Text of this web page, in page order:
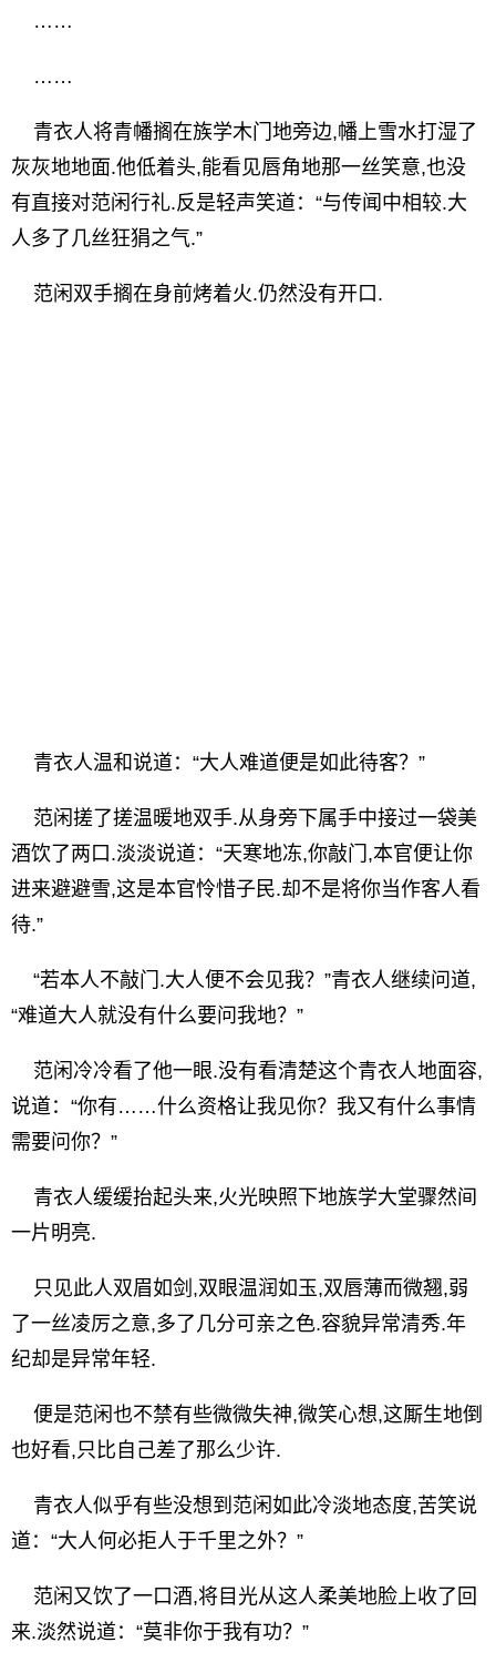
……
……
青衣人将青幡搁在族学木门地旁边,幡上雪水打湿了
灰灰地地面.他低着头,能看见唇角地那一丝笑意,也没
有直接对范闲行礼.反是轻声笑道：“与传闻中相较.大
人多了几丝狂狷之气.”
范闲双手搁在身前烤着火.仍然没有开口.
青衣人温和说道：“大人难道便是如此待客？”
范闲搓了搓温暖地双手.从身旁下属手中接过一袋美
酒饮了两口.淡淡说道：“天寒地冻,你敲门,本官便让你
进来避避雪,这是本官怜惜子民.却不是将你当作客人看
待.”
“若本人不敲门.大人便不会见我？”青衣人继续问道,
“难道大人就没有什么要问我地？”
范闲冷冷看了他一眼.没有看清楚这个青衣人地面容,
说道：“你有……什么资格让我见你？我又有什么事情
需要问你？”
青衣人缓缓抬起头来,火光映照下地族学大堂骤然间
一片明亮.
只见此人双眉如剑,双眼温润如玉,双唇薄而微翘,弱
了一丝凌厉之意,多了几分可亲之色.容貌异常清秀.年
纪却是异常年轻.
便是范闲也不禁有些微微失神,微笑心想,这厮生地倒
也好看,只比自己差了那么少许.
青衣人似乎有些没想到范闲如此冷淡地态度,苦笑说
道：“大人何必拒人于千里之外？”
范闲又饮了一口酒,将目光从这人柔美地脸上收了回
来.淡然说道：“莫非你于我有功？”